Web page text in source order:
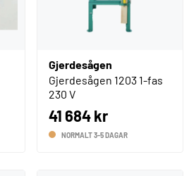
Gjerdesågen
Gjerdesågen 1203 1-fas
230 V
41 684 kr
NORMALT 3-5 DAGAR